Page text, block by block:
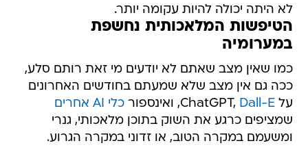
לא היתה יכולה להיות עקומה יותר.
הטיפשות המלאכותית נחשפת
במערומיה
כמו שאין מצב שאתם לא יודעים מי זאת רותם סלע,
ככה גם אין מצב שלא שמעתם בחודשים האחרונים
על ChatGPT,Dall-E , ואינספורכלי AI אחרים
שמציפים כרגע את השוק בתוכן מלאכותי, גנרי
ומשעמם במקרה הטוב, או זדוני במקרה הגרוע.